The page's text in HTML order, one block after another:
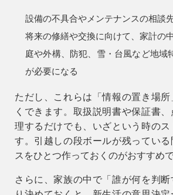
設備の不具合やメンテナンスの相談
将来の修繕や交換に向けて、家計の
庭や外構、防犯、雪・台風など地域
が必要になる
ただし、これらは「情報の置き場
くできます。取扱説明書や保証書
理するだけでも、いざという時のス
す。引越しの段ボールが残っている
スをひとつ作っておくのがおすすめで
さらに、家族の中で「誰が何を判断